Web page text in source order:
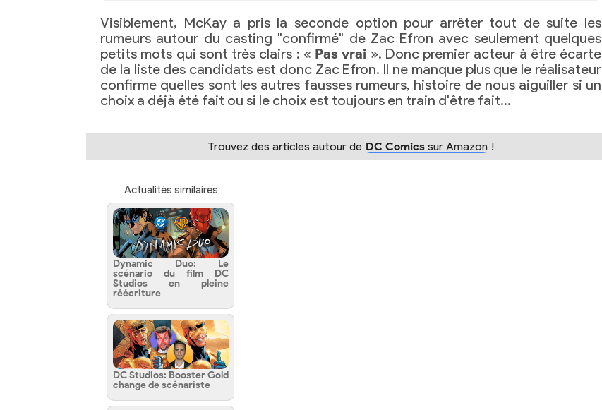
Visiblement, McKay a pris la seconde option pour arrêter tout de suite les
rumeurs autour du casting "confirmé" de Zac Efron avec seulement quelques
petits mots qui sont très clairs : « Pas vrai ». Donc premier acteur à être écarte
de la liste des candidats est donc Zac Efron. Il ne manque plus que le réalisateur
confirme quelles sont les autres fausses rumeurs, histoire de nous aiguiller si un
choix a déjà été fait ou si le choix est toujours en train d'être fait…
Trouvez des articles autour de DC Comics sur Amazon !
Actualités similaires
Dynamic Duo: Le
scénario du film DC
Studios en pleine
réécriture
DC Studios: Booster Gold
change de scénariste